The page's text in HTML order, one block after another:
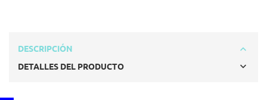
DESCRIPCIÓN
DETALLES DEL PRODUCTO